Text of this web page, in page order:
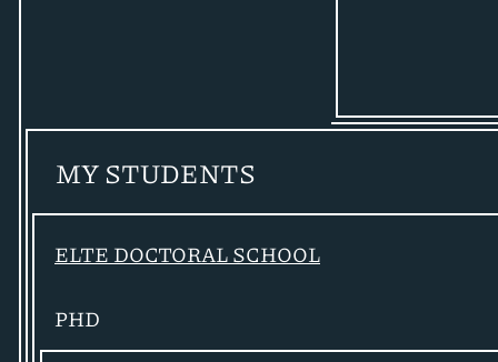
MY STUDENTS
ELTE DOCTORAL SCHOOL
PHD